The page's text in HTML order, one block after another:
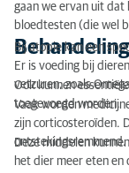
gaan we ervan uit
bloedtesten (die wel
Bij atopie kan een
Er is voeding bij
vetzuren, zoals
Ook kunnen
toegevoegd worden.
Vaak worden
zijn corticosteroïden.
ontstekingsremmend.
Deze middelen
het dier meer eten en